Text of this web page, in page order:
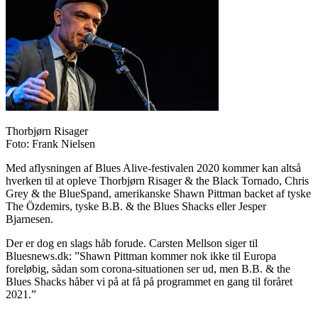
Thorbjørn Risager
Foto: Frank Nielsen
Med aflysningen af Blues Alive-festivalen 2020 kommer kan altså
hverken til at opleve Thorbjørn Risager & the Black Tornado, Chris
Grey & the BlueSpand, amerikanske Shawn Pittman backet af tyske
The Özdemirs, tyske B.B. & the Blues Shacks eller Jesper
Bjarnesen.
Der er dog en slags håb forude. Carsten Mellson siger til
Bluesnews.dk: ”Shawn Pittman kommer nok ikke til Europa
foreløbig, sådan som corona-situationen ser ud, men B.B. & the
Blues Shacks håber vi på at få på programmet en gang til foråret
2021.”